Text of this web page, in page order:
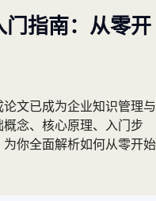
门指南：从零开
文已成为企业知识管理与
念、核心原理、入门步
你全面解析如何从零开始